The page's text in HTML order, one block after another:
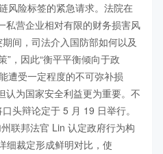
风险标签的紧急请求。法院在
私营企业相对有限的财务损害风
间，司法介入国防部如何以及
”，因此“衡平平衡倾向于政
遭受一定程度的不可弥补损
认为国家安全利益更为重要。不
头辩论定于 5 月 19 日举行。
联邦法官 Lin 认定政府行为构
细裁定形成鲜明对比，使